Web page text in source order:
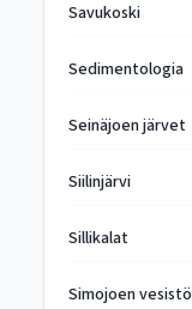
Savukoski
Sedimentologia
Seinäjoen järvet
Siilinjärvi
Sillikalat
Simojoen vesistö